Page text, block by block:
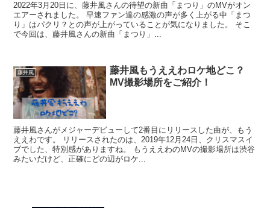
2022年3月20日に、藤井風さんの待望の新曲「まつり」のMVがオン
エアーされました。 早速ファン達の感激の声が多く上がる中「まつ
り」はパクリ？との声が上がっていることが気になりました。 そこ
で今回は、藤井風さんの新曲「まつり」...
藤井風
藤井風もうええわロケ地どこ？
MV撮影場所をご紹介！
藤井風さんがメジャーデビューして2番目にリリースした曲が、もう
ええわです。 リリースされたのは、2019年12月24日、クリスマスイ
ブでした、特別感がありますね。 もうええわのMVの撮影場所は渋谷
みたいだけど、正確にどの辺がロケ...